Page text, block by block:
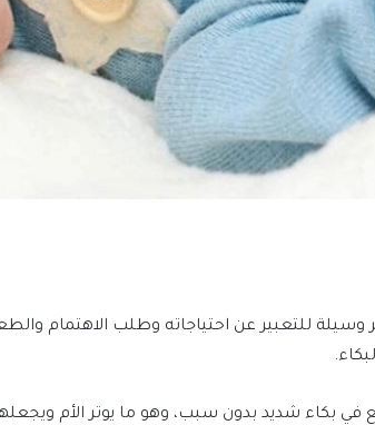
وسيلة للتعبير عن احتياجاته وطلب الاهتمام
في بكاء شديد بدون سبب، وهو ما يوتر الأم